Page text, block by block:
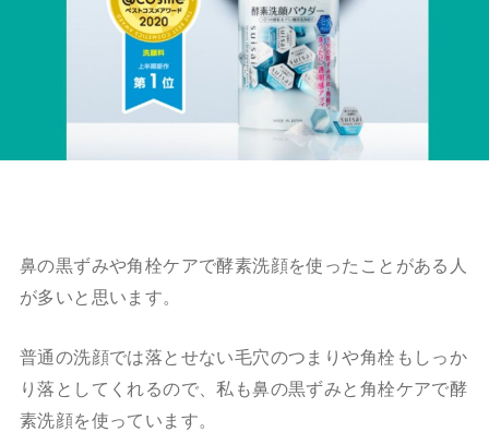
鼻の黒ずみや角栓ケアで酵素洗顔を使ったことがある人
が多いと思います。
普通の洗顔では落とせない毛穴のつまりや角栓もしっか
り落としてくれるので、私も鼻の黒ずみと角栓ケアで酵
素洗顔を使っています。